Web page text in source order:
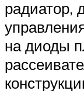
радиатор,
на диоды